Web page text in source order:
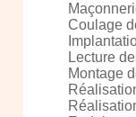
Coulage
Lecture
Montage